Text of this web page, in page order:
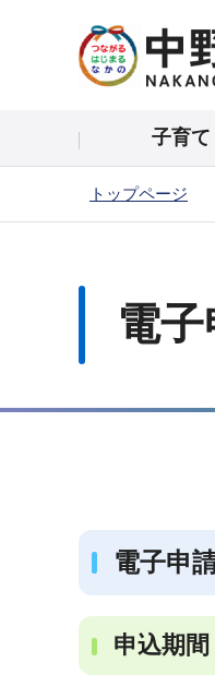
の
頭
子育
トップページ
電
電子申
申込期間
ー
シ